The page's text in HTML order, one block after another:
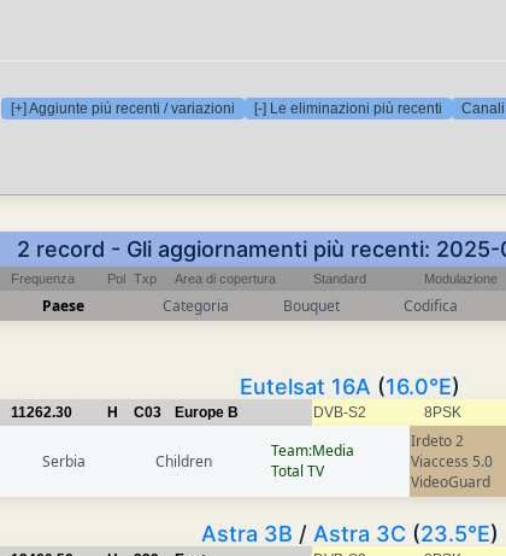
[+] Aggiunte più recenti / variazioni [-] Le eliminazioni più recenti
2 record - Gli aggiornamenti più recenti:
Frequenza Pol Txp Area di copertura Standard Modulazione
Paese Categoria Bouquet Codifica
Eutelsat 16A (16.0°E)
11262.30 H C03 Europe B DVB-S2 8PSK
Serbia Children
Team:Media
Total TV
Irdeto 2
Viaccess 5.0
VideoGuard
Astra 3B / Astra 3C (23.5°E)